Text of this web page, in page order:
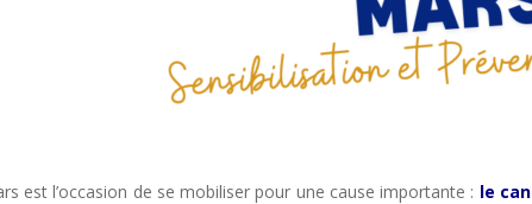
est l’occasion de se mobiliser pour une cause importante : le